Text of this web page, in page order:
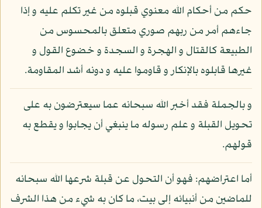
حكم من أحكام الله معنوي قبلوه من غير تكلم عليه و إذا
جاءهم أمر من ربهم صوري متعلق بالمحسوس من
الطبيعة كالقتال و الهجرة و السجدة و خضوع القول و
غيرها قابلوه بالإنكار و قاوموا عليه و دونه أشد المقاومة.
و بالجملة فقد أخبر الله سبحانه عما سيعترضون به على
تحويل القبلة و علم رسوله ما ينبغي أن يجابوا و يقطع به
قولهم.
أما اعتراضهم: فهو أن التحول عن قبلة شرعها الله سبحانه
للماضين من أنبيائه إلى بيت، ما كان به شيء من هذا الشرف